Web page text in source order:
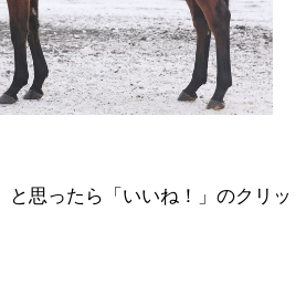
と思ったら「いいね！」のクリッ